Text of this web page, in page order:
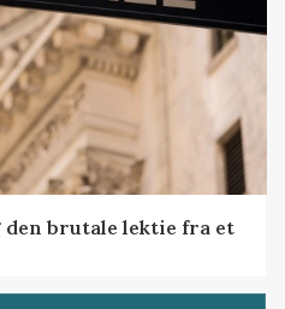
brutale lektie fra et